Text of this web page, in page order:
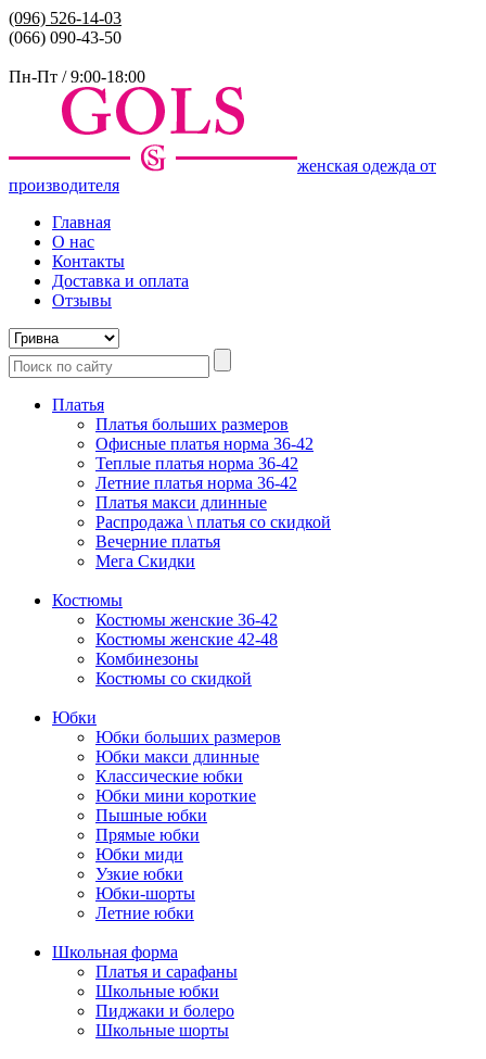
(096) 526-14-03
(066) 090-43-50
Пн-Пт / 9:00-18:00
женская одежда от
производителя
Главная
О нас
Контакты
Доставка и оплата
Отзывы
Платья
Платья больших размеров
Офисные платья норма 36-42
Теплые платья норма 36-42
Летние платья норма 36-42
Платья макси длинные
Распродажа \ платья со скидкой
Вечерние платья
Мега Скидки
Костюмы
Костюмы женские 36-42
Костюмы женские 42-48
Комбинезоны
Костюмы со скидкой
Юбки
Юбки больших размеров
Юбки макси длинные
Классические юбки
Юбки мини короткие
Пышные юбки
Прямые юбки
Юбки миди
Узкие юбки
Юбки-шорты
Летние юбки
Школьная форма
Платья и сарафаны
Школьные юбки
Пиджаки и болеро
Школьные шорты